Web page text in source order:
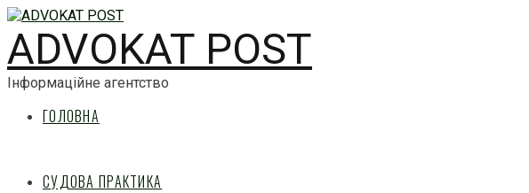
ADVOKAT POST
Інформаційне агентство
ГОЛОВНА
СУДОВА ПРАКТИКА